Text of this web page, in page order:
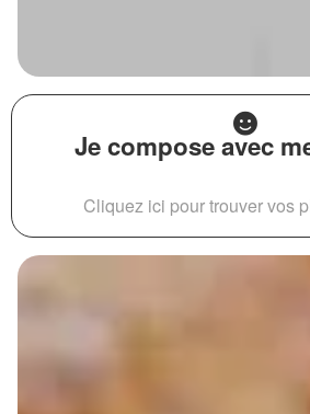
Je compose avec
Cliquez ici pour trouver vos